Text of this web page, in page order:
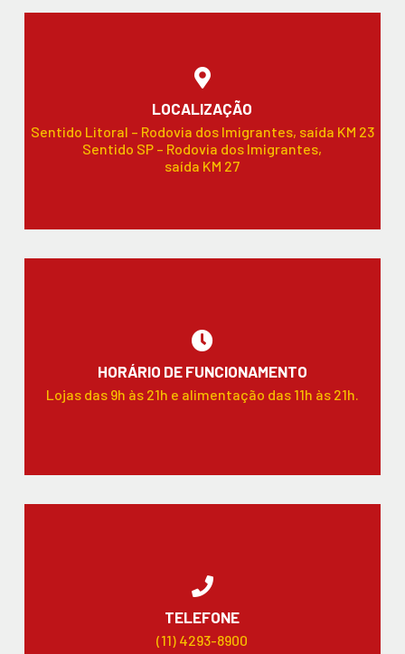
LOCALIZAÇÃO
Sentido Litoral – Rodovia dos Imigrantes, saída KM 23
Sentido SP – Rodovia dos Imigrantes,
saída KM 27
HORÁRIO DE FUNCIONAMENTO
Lojas das 9h às 21h e alimentação das 11h às 21h.
TELEFONE
(11) 4293-8900